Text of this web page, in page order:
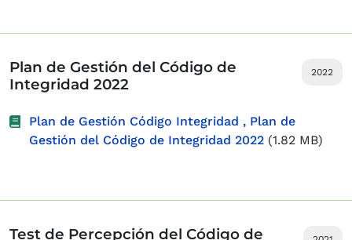
2022
Plan de Gestión del Código de
Integridad 2022
Plan de Gestión Código Integridad , Plan de
Gestión del Código de Integridad 2022 (1.82 MB)
Test de Percepción del Código de